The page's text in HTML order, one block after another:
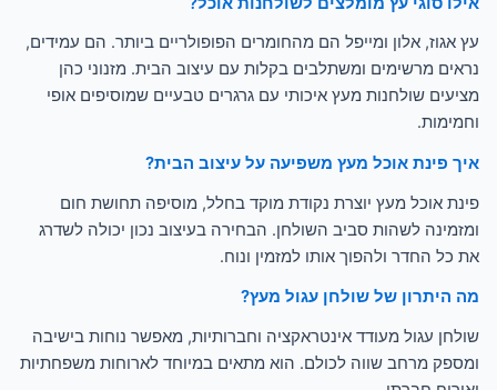
עץ אגוז, אלון ומייפל הם מהחומרים הפופולריים ביותר. הם עמידים,
נראים מרשימים ומשתלבים בקלות עם עיצוב הבית. מזנוני כהן
מציעים שולחנות מעץ איכותי עם גרגרים טבעיים שמוסיפים אופי
וחמימות.
איך פינת אוכל מעץ משפיעה על עיצוב הבית?
פינת אוכל מעץ יוצרת נקודת מוקד בחלל, מוסיפה תחושת חום
ומזמינה לשהות סביב השולחן. הבחירה בעיצוב נכון יכולה לשדרג
את כל החדר ולהפוך אותו למזמין ונוח.
מה היתרון של שולחן עגול מעץ?
שולחן עגול מעודד אינטראקציה וחברותיות, מאפשר נוחות בישיבה
ומספק מרחב שווה לכולם. הוא מתאים במיוחד לארוחות משפחתיות